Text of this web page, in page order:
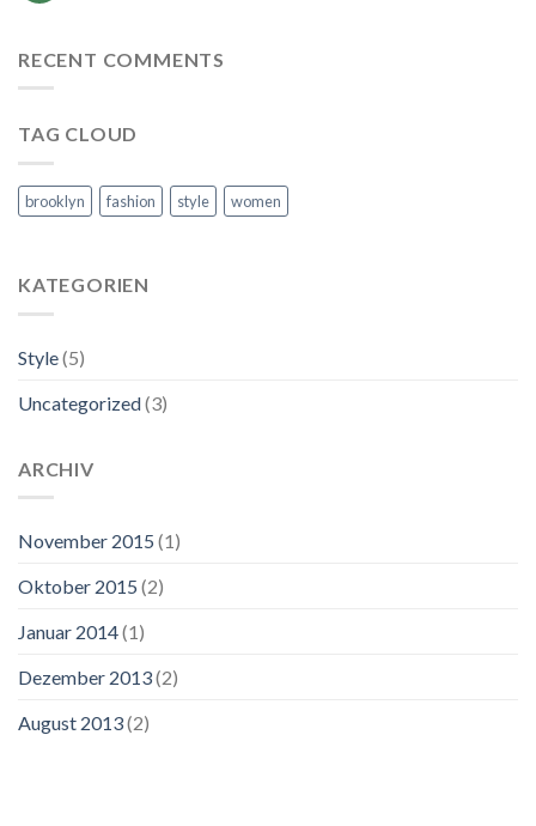
RECENT COMMENTS
TAG CLOUD
brooklyn fashion style women
KATEGORIEN
Style(5)
Uncategorized(3)
ARCHIV
November 2015 (1)
Oktober 2015 (2)
Januar 2014(1)
Dezember 2013(2)
August 2013(2)